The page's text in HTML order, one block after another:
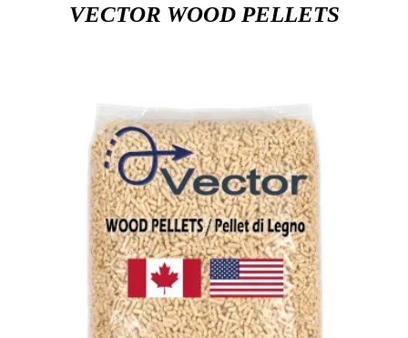
VECTOR WOOD PELLETS